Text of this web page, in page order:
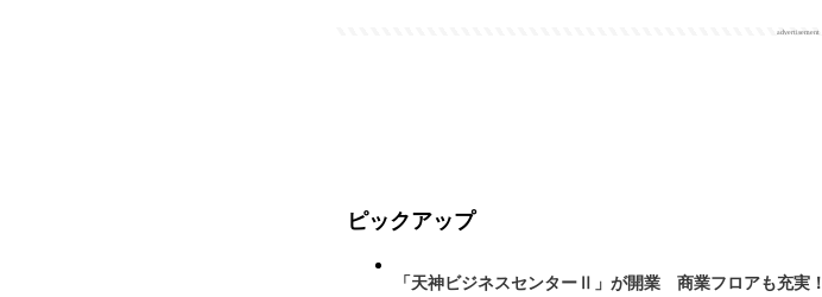
advertisement
ピックアップ
「天神ビジネスセンターⅡ」が開業 商業フロアも充実！